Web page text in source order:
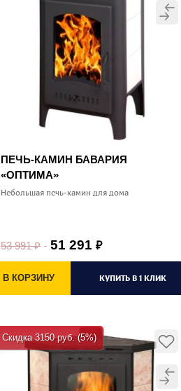
ПЕЧЬ-КАМИН БАВАРИЯ
«ОПТИМА»
Небольшая печь-камин для дома
53 991₽ 51 291 ₽
В КОРЗИНУ КУПИТЬ В 1 КЛИК
Скидка 3150 руб. (5%)